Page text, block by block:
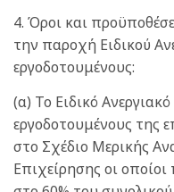
4. Όροι και
την παροχή Ειδικού
εργοδοτουμένους:
(α) Το Ειδικό
εργοδοτουμένους της
στο Σχέδιο Μερικής
Επιχείρησης οι